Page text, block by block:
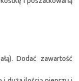
Dodać zawartość